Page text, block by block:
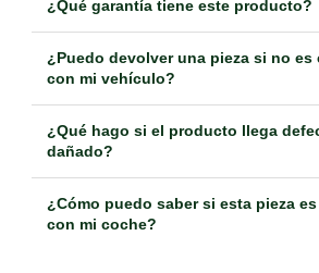
¿Qué garantía tiene este producto?
¿Puedo devolver una pieza si no es
con mi vehículo?
¿Qué hago si el producto llega
dañado?
¿Cómo puedo saber si esta pieza
con mi coche?